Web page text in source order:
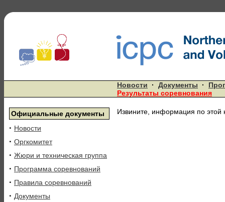
Новости · Документы ·
Результаты соревнования
Официальные документы
· Новости
· Оргкомитет
· Жюри и техническая группа
· Программа соревнований
· Правила соревнований
· Документы
Извините, информация по этой